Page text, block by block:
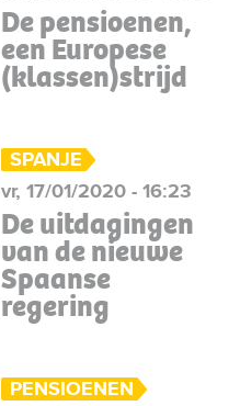
De pensioenen,
een Europese
(klassen)strijd
SPANJE
vr, 17/01/2020 - 16:23
De uitdagingen
van de nieuwe
Spaanse
regering
PENSIOENEN